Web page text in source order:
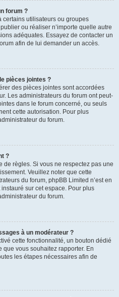
forum ?
certains utilisateurs ou groupes
ou réaliser n’importe quelle autre
adéquates. Essayez de contacter un
afin de lui demander un accès.
pièces jointes ?
des pièces jointes sont accordées
Les administrateurs du forum ont peut-
dans le forum concerné, ou seuls
cette autorisation. Pour plus
du forum.
?
règles. Si vous ne respectez pas une
Veuillez noter que cette
du forum, phpBB Limited n’est en
sur cet espace. Pour plus
du forum.
à un modérateur ?
cette fonctionnalité, un bouton dédié
que vous souhaitez rapporter. En
les étapes nécessaires afin de